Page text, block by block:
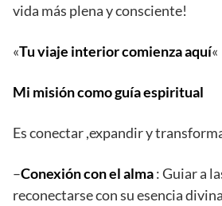
vida más plena y consciente!
«Tu viaje interior comienza aquí«
Mi misión como guía espiritual
Es conectar ,expandir y
–Conexión con el alma: Guiar a
reconectarse con su esencia